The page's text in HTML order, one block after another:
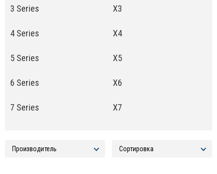
3 Series
4 Series
5 Series
6 Series
7 Series
X3
X4
X5
X6
X7